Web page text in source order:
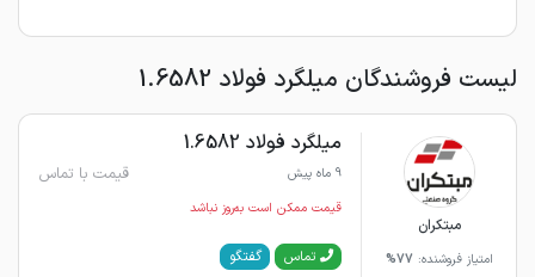
لیست فروشندگان میلگرد فولاد 1.6582
مبتکران
امتیاز فروشنده: 77%
میلگرد فولاد 1.6582
9 ماه پیش قیمت با تماس
قیمت ممکن است به‌روز نباشد
تماس گفتگو